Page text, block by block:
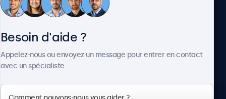
Service client
Besoin d'aide ?
Appelez-nous ou envoyez un message pour entrer en contact
avec un spécialiste.